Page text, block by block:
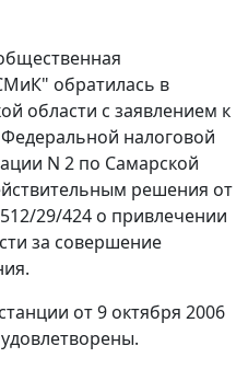
обратилась в
области с заявлением к
налоговой
N 2 по Самарской
решения от
29/424 о привлечении
за совершение
от 9 октября 2006